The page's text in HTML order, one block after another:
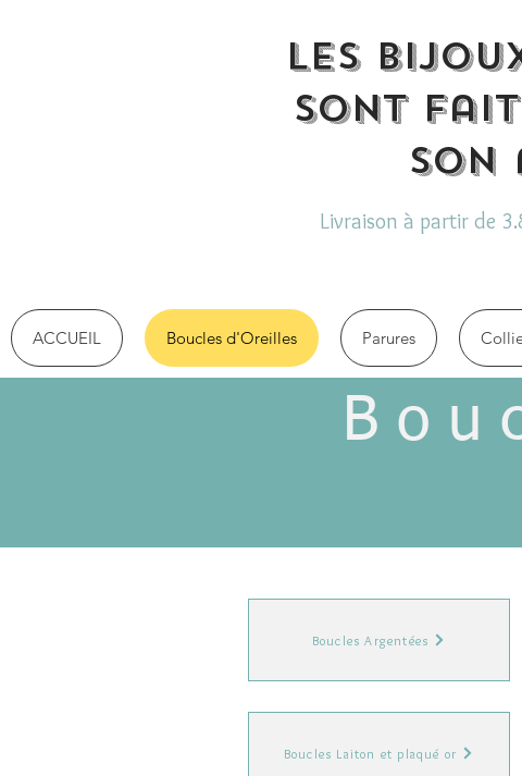
Les
sont
son
Livraison à partir de
ACCUEIL Boucles d'Oreilles Parures
Boucles Argentées
Boucles Laiton et plaqué or